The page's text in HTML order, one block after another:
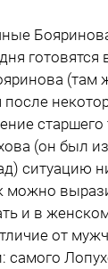
готовятся
(там
(он был
ситуацию
можно
и в
от
самого